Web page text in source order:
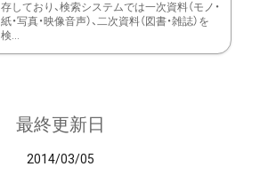
存しており、検索システムでは一次資料（モノ・
紙・写真・映像音声）、二次資料（図書・雑誌）を
検...
最終更新日
2014/03/05